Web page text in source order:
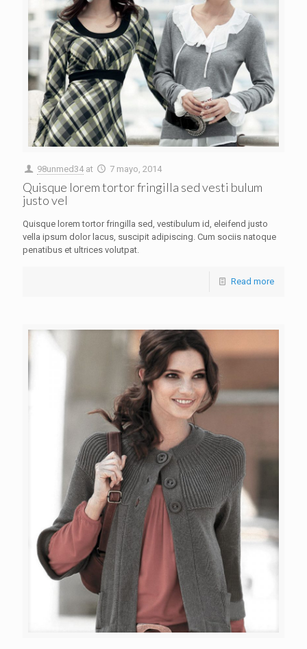
98unmed34 at 7 mayo, 2014
Quisque lorem tortor fringilla sed vesti bulum
justo vel
Quisque lorem tortor fringilla sed, vestibulum id, eleifend justo
vella ipsum dolor lacus, suscipit adipiscing. Cum sociis natoque
penatibus et ultrices volutpat.
Read more